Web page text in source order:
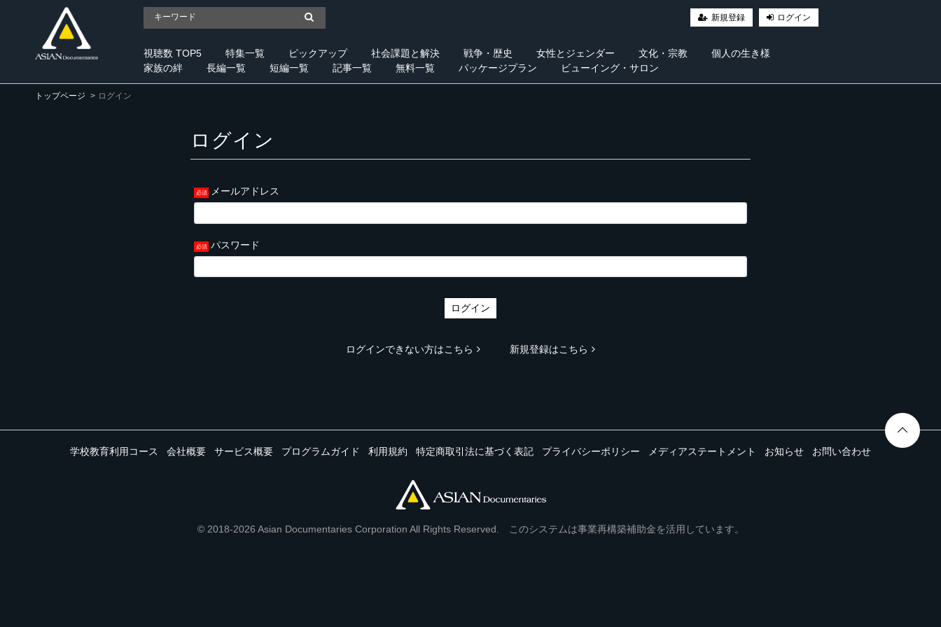
新規登録 ログイン
視聴数 TOP5 特集一覧 ピックアップ 社会課題と解決 戦争・歴史 女性とジェンダー 文化・宗教
個人の生き様
家族の絆
長編一覧 短編一覧 記事一覧 無料一覧 パッケージプラン ビューイング・サロン
トップページ ログイン
ログイン
メールアドレス
パスワード
ログイン
ログインできない方はこちら 新規登録はこちら
学校教育利用コース 会社概要 サービス概要 プログラムガイド 利用規約 特定商取引法に基づく表記 プライバシーポリシー メディアステートメント お知らせ お問い合わせ
© 2018-2026 Asian Documentaries Corporation All Rights Reserved. このシステムは事業再構築補助金を活用しています。